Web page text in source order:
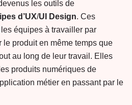
les outils de
d’UX/UI Design. Ces
équipes à travailler par
le produit en même temps que
au long de leur travail. Elles
produits numériques de
métier en passant par le